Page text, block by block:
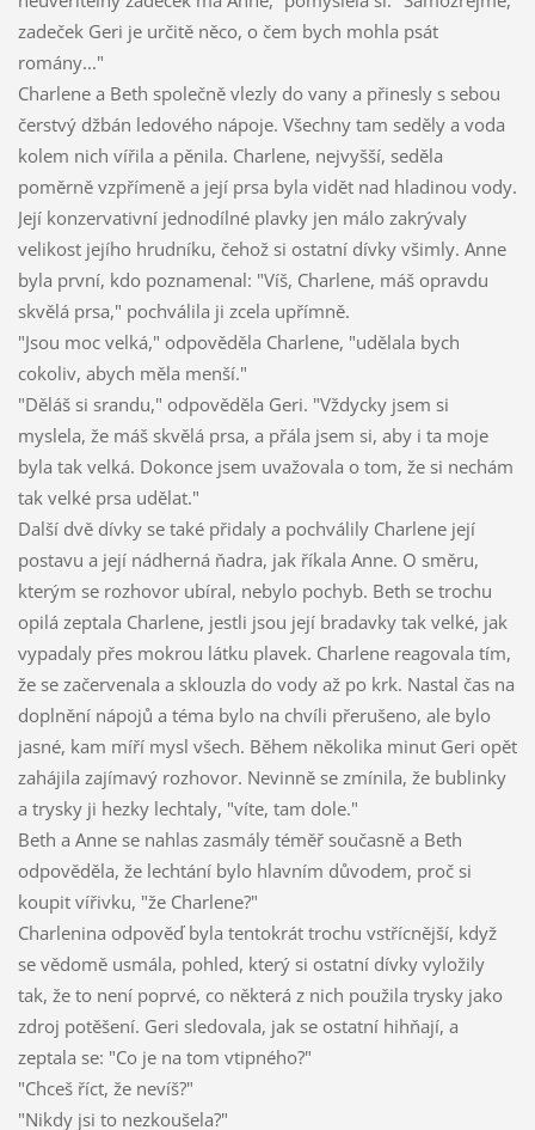
zadeček Geri je určitě něco, o čem bych mohla psát
romány..."
Charlene a Beth společně vlezly do vany a přinesly s sebou
čerstvý džbán ledového nápoje. Všechny tam seděly a voda
kolem nich vířila a pěnila. Charlene, nejvyšší, seděla
poměrně vzpřímeně a její prsa byla vidět nad hladinou vody.
Její konzervativní jednodílné plavky jen málo zakrývaly
velikost jejího hrudníku, čehož si ostatní dívky všimly. Anne
byla první, kdo poznamenal: "Víš, Charlene, máš opravdu
skvělá prsa," pochválila ji zcela upřímně.
"Jsou moc velká," odpověděla Charlene, "udělala bych
cokoliv, abych měla menší."
"Děláš si srandu," odpověděla Geri. "Vždycky jsem si
myslela, že máš skvělá prsa, a přála jsem si, aby i ta moje
byla tak velká. Dokonce jsem uvažovala o tom, že si nechám
tak velké prsa udělat."
Další dvě dívky se také přidaly a pochválily Charlene její
postavu a její nádherná ňadra, jak říkala Anne. O směru,
kterým se rozhovor ubíral, nebylo pochyb. Beth se trochu
opilá zeptala Charlene, jestli jsou její bradavky tak velké, jak
vypadaly přes mokrou látku plavek. Charlene reagovala tím,
že se začervenala a sklouzla do vody až po krk. Nastal čas na
doplnění nápojů a téma bylo na chvíli přerušeno, ale bylo
jasné, kam míří mysl všech. Během několika minut Geri opět
zahájila zajímavý rozhovor. Nevinně se zmínila, že bublinky
a trysky ji hezky lechtaly, "víte, tam dole."
Beth a Anne se nahlas zasmály téměř současně a Beth
odpověděla, že lechtání bylo hlavním důvodem, proč si
koupit vířivku, "že Charlene?"
Charlenina odpověď byla tentokrát trochu vstřícnější, když
se vědomě usmála, pohled, který si ostatní dívky vyložily
tak, že to není poprvé, co některá z nich použila trysky jako
zdroj potěšení. Geri sledovala, jak se ostatní hihňají, a
zeptala se: "Co je na tom vtipného?"
"Chceš říct, že nevíš?"
"Nikdy jsi to nezkoušela?"